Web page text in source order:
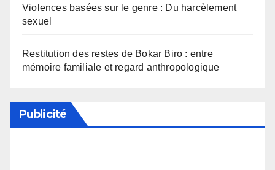
Violences basées sur le genre : Du harcèlement
sexuel
Restitution des restes de Bokar Biro : entre
mémoire familiale et regard anthropologique
Publicité